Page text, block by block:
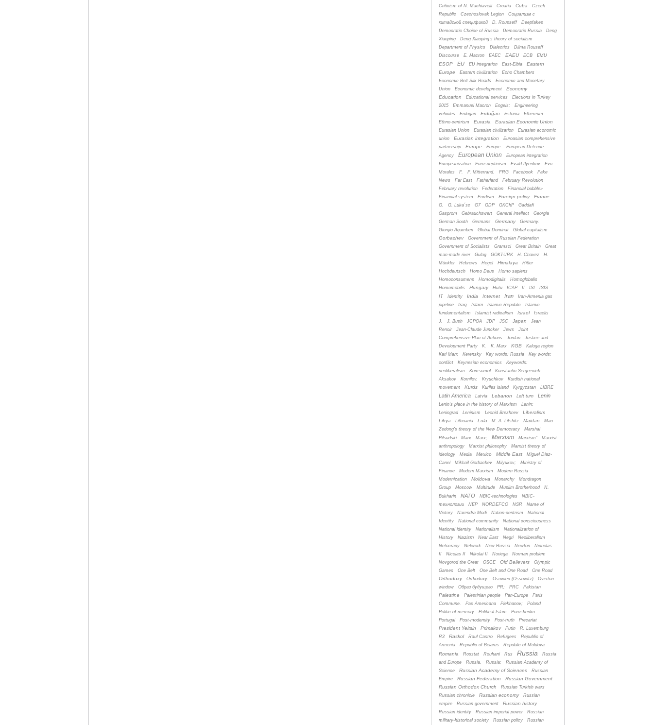
Criticism of N. Machiavelli Croatia Cuba
Czech
Republic
Czechoslovak Legion
Cоциализм с
китайской спецификой
D. Rousseff
Deepfakes
Democratic Choice of Russia
Democratic Russia
Deng
Xiaoping
Deng Xiaoping's theory of socialism
Department of Physics
Dialectics
Dilma Rouseff
Discourse
E. Macron EAEC EAEU ECB EMU
ESOP EU EU integration East-Elbia
Eastern
Europe
Eastern civilization
Echo Chambers
Economic Belt Silk Roads
Economic and Monetary
Union
Economic development
Economy
Education
Educational services
Elections in Turkey
2015
Emmanuel Macron Engels;
Engineering
vehicles
Erdogan Erdoğan Estonia
Ethereum
Ethno-centrism
Eurasia Eurasian Economic Union
Eurasian Union Eurasian civilization
Eurasian economic
union
Eurasian integration
Euroasian comprehensive
partnership
Europe Europe.
European Defence
Agency
European Union
European integration
Europeanization
Euroscepticism Evald Ilyenkov
Evo
Morales
F. F. Mitterrand. FRG Facebook
Fake
News
Far East Fatherland
February Revolution
February revolution
Federation
Financial bubble»
Financial system
Fordism Foreign policy France
G. G. Luka´sc G7 GDP GKChP
Gaddafi
Gasprom
Gebrauchswert General intellect
Georgia
German South
Germans Germany
Germany.
Giorgio Agamben
Global Dominat Global capitalism
Gorbachev
Government of Russian Federation
Government of Socialists
Gramsci Great Britain
Great
man-made river
Gulag GÖKTÜRK H. Chavez
H.
Münkler
Hebrews Hegel Himalaya
Hitler
Hochdeutsch
Homo Deus
Homo sapiens
Homoconsumens
Homodigitalis
Homoglobalis
Homomobilis
Hungary Hutu ICAP II ISI
ISIS
IT
Identity India Internet Iran
Iran-Armenia gas
pipeline
Iraq Islam Islamic Republic
Islamic
fundamentalism
Islamist radicalism Israel
Israelis
J.
J. Bush JCPOA JDP JSC Japan
Jean
Renoir
Jean-Claude Juncker Jews
Joint
Comprehensive Plan of Actions
Jordan
Justice and
Development Party
K. K. Marx KGB
Kaluga region
Karl Marx
Kerensky Key words: Russia
Key words:
conflict
Keynesian economics
Keywords:
neoliberalism
Komsomol
Konstantin Sergeevich
Aksakov
Kornilov. Kryuchkov
Kurdish national
movement
Kurds Kuriles island Kyrgyzstan LIBRE
Latin America Latvia Lebanon Left turn Lenin
Lenin's place in the history of Marxism
Lenin;
Leningrad
Leninism Leonid Brezhnev
Liberalism
Libya
Lithuania Lula M. A. Lifshitz Maidan
Mao
Zedong's theory of the New Democracy
Marshal
Pilsudski
Marx Marx; Marxism Marxism”
Marxist
anthropology
Marxist philosophy
Marxist theory of
ideology
Media Mexico Middle East
Miguel Diaz-
Canel
Mikhail Gorbachev Milyukov;
Ministry of
Finance
Modern Marxism
Modern Russia
Modernization
Moldova Monarchy
Mondragon
Group
Moscow Multitude Muslim Brotherhood
N.
Bukharin
NATO NBIC-technologies
NBIC-
технологии
NEP NORDEFCO NSR
Name of
Victory
Narendra Modi Nation-centrism
National
Identity
National community
National consciousness
National identity
Nationalism
Nationalization of
History
Nazism Near East Negri
Neoliberalism
Netocracy
Network New Russia Newton
Nicholas
II
Nicolas II Nikolai II Noriega
Norman problem
Novgorod the Great
OSCE Old Believers
Olympic
Games
One Belt One Belt and One Road One Road
Orthodoxy Orthodoxy. Osowiec (Ossowitz)
Overton
window
Oбраз будущего PR; PRC Pakistan
Palestine Palestinian people Pan-Europe
Paris
Commune.
Pax Americana Plekhanov;
Poland
Politic of memory
Political Islam
Poroshenko
Portugal
Post-modernity Post-truth Precariat
President Yeltsin Primakov Putin
R. Luxemburg
R3
Raskol Raul Castro Refugees
Republic of
Armenia
Republic of Belarus Republic of Moldova
Romania Rosstat Rouhani Rus Russia
Russia
and Europe
Russia. Russia;
Russian Academy of
Science
Russian Academy of Sciences
Russian
Empire
Russian Federation
Russian Government
Russian Orthodox Church
Russian Turkish wars
Russian chronicle
Russian economy
Russian
empire
Russian government Russian history
Russian identity Russian imperial power
Russian
military-historical society
Russian policy Russian